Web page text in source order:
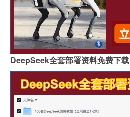
DeepSeek全套部署资料免费下载